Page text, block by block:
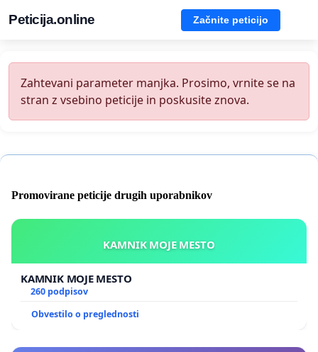
Peticija.online Začnite peticijo
Zahtevani parameter manjka. Prosimo, vrnite se na
stran z vsebino peticije in poskusite znova.
Promovirane peticije drugih uporabnikov
KAMNIK MOJE MESTO
KAMNIK MOJE MESTO
260 podpisov
Obvestilo o preglednosti